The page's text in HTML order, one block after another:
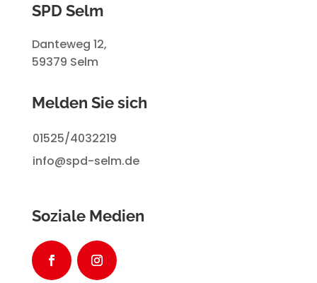
SPD Selm
Danteweg 12,
59379 Selm
Melden Sie sich
01525/4032219
info@spd-selm.de
Soziale Medien